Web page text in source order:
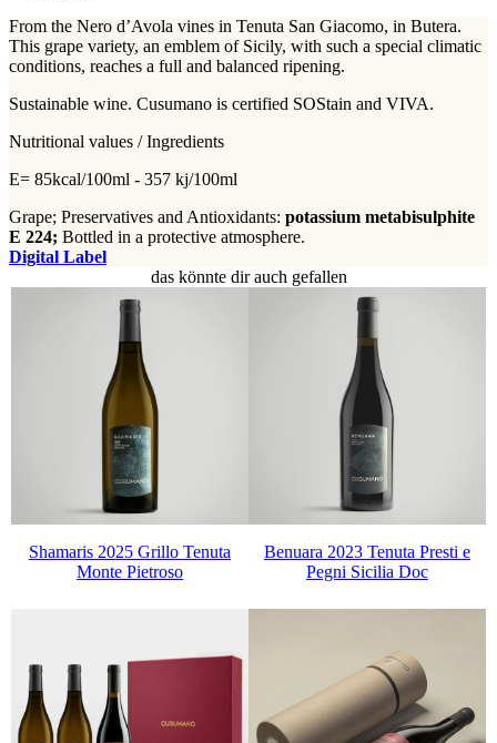
From the Nero d’Avola vines in Tenuta San Giacomo, in Butera.
This grape variety, an emblem of Sicily, with such a special climatic
conditions, reaches a full and balanced ripening.
Sustainable wine. Cusumano is certified SOStain and VIVA.
Nutritional values / Ingredients
E= 85kcal/100ml - 357 kj/100ml
Grape; Preservatives and Antioxidants: potassium metabisulphite
E 224; Bottled in a protective atmosphere.
Digital Label
das könnte dir auch gefallen
Shamaris 2025 Grillo Tenuta
Monte Pietroso
Benuara 2023 Tenuta Presti e
Pegni Sicilia Doc